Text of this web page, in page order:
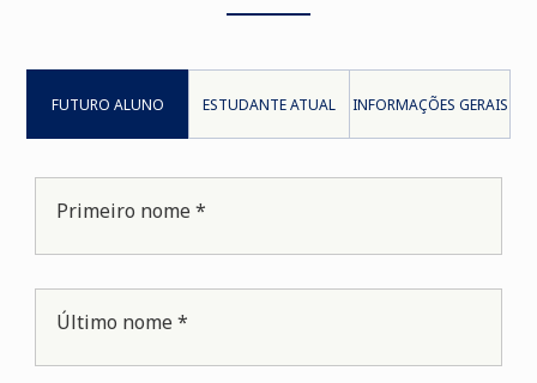
FUTURO ALUNO ESTUDANTE ATUAL INFORMAÇÕES GERAIS
Primeiro nome *
Último nome *